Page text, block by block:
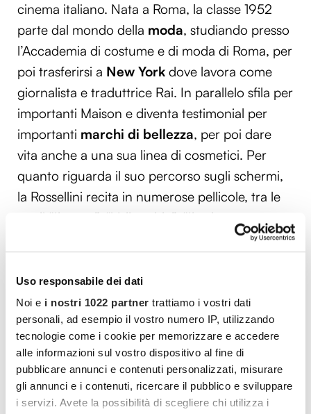
Uso responsabile dei dati
Noi e i nostri 1022 partner trattiamo i vostri dati
personali, ad esempio il vostro numero IP, utilizzando
tecnologie come i cookie per memorizzare e accedere
alle informazioni sul vostro dispositivo al fine di
pubblicare annunci e contenuti personalizzati, misurare
gli annunci e i contenuti, ricercare il pubblico e sviluppare
i servizi. Avete la possibilità di scegliere chi utilizza i
cinema italiano. Nata a Roma, la classe 1952
parte dal mondo della moda, studiando presso
l’Accademia di costume e di moda di Roma, per
poi trasferirsi a New York dove lavora come
giornalista e traduttrice Rai. In parallelo sfila per
importanti Maison e diventa testimonial per
importanti marchi di bellezza, per poi dare
vita anche a una sua linea di cosmetici. Per
quanto riguarda il suo percorso sugli schermi,
la Rossellini recita in numerose pellicole, tra le
quali “Il prato”, “Velluto blu”, “Il sole a
mezzanotte”, suo primo film americano,
“L’Odissea”. Tra i suoi lavori recenti spiccano
“Spaceman”, film con Adam Sandler, e
“Conclave”, in uscita nelle sale il prossimo 19
dicembre. Nel corso della sua longeva carriera,
la 72enne conquista molti premi tra i quali nel
2024 quello di miglior attrice non protagonista
ai Nastri d’Argento per il film “La Chimera”.